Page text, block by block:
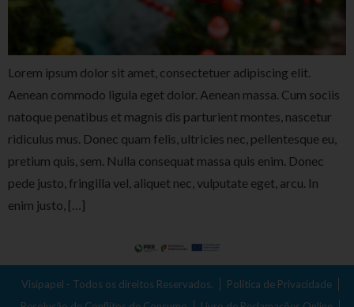
Lorem ipsum dolor sit amet, consectetuer adipiscing elit.
Aenean commodo ligula eget dolor. Aenean massa. Cum sociis
natoque penatibus et magnis dis parturient montes, nascetur
ridiculus mus. Donec quam felis, ultricies nec, pellentesque eu,
pretium quis, sem. Nulla consequat massa quis enim. Donec
pede justo, fringilla vel, aliquet nec, vulputate eget, arcu. In
enim justo, […]
Visipapel - Todos os direitos Reservados.
Política de Privacidade